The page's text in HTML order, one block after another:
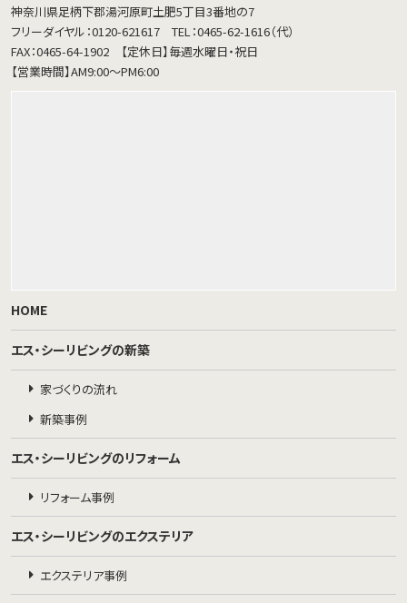
神奈川県足柄下郡湯河原町土肥5丁目3番地の7
フリーダイヤル：0120-621617
TEL：0465-62-1616（代）
FAX：0465-64-1902
【定休日】毎週水曜日・祝日
【営業時間】AM9:00～PM6:00
HOME
エス・シーリビングの新築
家づくりの流れ
新築事例
エス・シーリビングのリフォーム
リフォーム事例
エス・シーリビングのエクステリア
エクステリア事例